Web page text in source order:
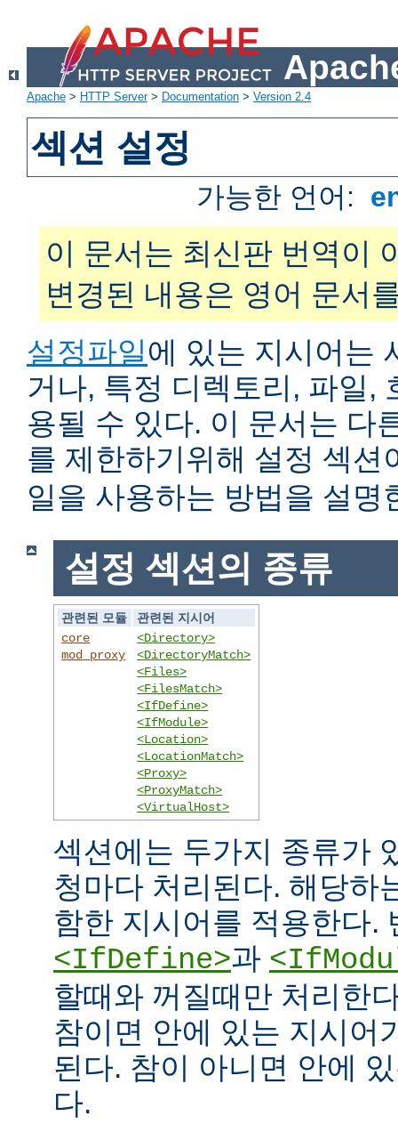
Apache > HTTP Server> Documentation > Version 2.4
섹션 설정
가능한 언어:
이 문서는 최신판 번역이
변경된 내용은 영어 문서
설정파일에 있는 지시어는
거나, 특정 디렉토리, 파일,
용될 수 있다. 이 문서는 다
를 제한하기위해 설정 섹션
일을 사용하는 방법을 설명
설정 섹션의 종류
관련된 모듈
관련된 지시어
core
mod_proxy
<Directory>
<DirectoryMatch>
<Files>
<FilesMatch>
<IfDefine>
<IfModule>
<Location>
<LocationMatch>
<Proxy>
<ProxyMatch>
<VirtualHost>
섹션에는 두가지 종류가
청마다 처리된다. 해당하
함한 지시어를 적용한다.
<IfDefine>과
할때와 꺼질때만 처리한
참이면 안에 있는 지시어
된다. 참이 아니면 안에
다.